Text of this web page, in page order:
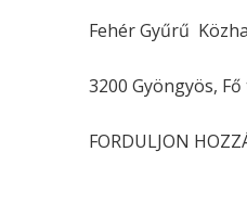
Fehér Gyűrű
3200 Gyöngyös,
FORDULJON